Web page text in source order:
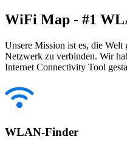
WiFi Map - #1
Unsere Mission ist es, die
Netzwerk zu verbinden. Wir
Internet Connectivity Tool
WLAN-Finder